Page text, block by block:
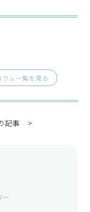
ム一覧を見る
記事 >
ー